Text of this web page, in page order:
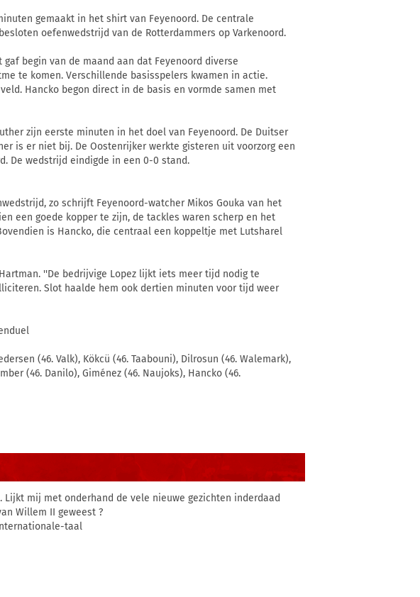
gemaakt in het shirt van Feyenoord. De centrale
oefenwedstrijd van de Rotterdammers op Varkenoord.
begin van de maand aan dat Feyenoord diverse
te komen. Verschillende basisspelers kwamen in actie.
Hancko begon direct in de basis en vormde samen met
zijn eerste minuten in het doel van Feyenoord. De Duitser
is er niet bij. De Oostenrijker werkte gisteren uit voorzorg een
De wedstrijd eindigde in een 0-0 stand.
zo schrijft Feyenoord-watcher Mikos Gouka van het
een goede kopper te zijn, de tackles waren scherp en het
is Hancko, die centraal een koppeltje met Lutsharel
''De bedrijvige Lopez lijkt iets meer tijd nodig te
Slot haalde hem ook dertien minuten voor tijd weer
(46. Valk), Kökcü (46. Taabouni), Dilrosun (46. Walemark),
(46. Danilo), Giménez (46. Naujoks), Hancko (46.
mij met onderhand de vele nieuwe gezichten inderdaad
Willem II geweest ?
taal